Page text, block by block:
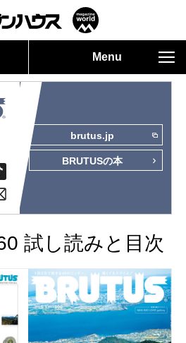
Menu
brutus.jp
BRUTUSの本
試し読みと目次